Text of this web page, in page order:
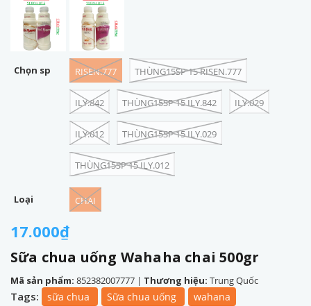
17.000₫
Sữa chua uống Wahaha chai 500gr
Mã sản phẩm: 852382007777 | Thương hiệu: Trung Quốc
Chọn sp RISEN.777 THÙNG15SP 15 RISEN.777
ILY.842 THÙNG15SP 15 ILY.842 ILY.029
ILY.012 THÙNG15SP 15 ILY.029
THÙNG15SP 15 ILY.012
Loại CHAI
Tags: sữa chua Sữa chua uống wahana